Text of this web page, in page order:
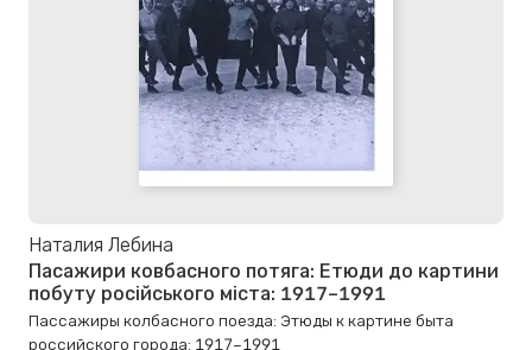
Наталия Лебина
Пасажири ковбасного потяга: Етюди до картини
побуту російського міста: 1917–1991
Пассажиры колбасного поезда: Этюды к картине быта
российского города: 1917–1991